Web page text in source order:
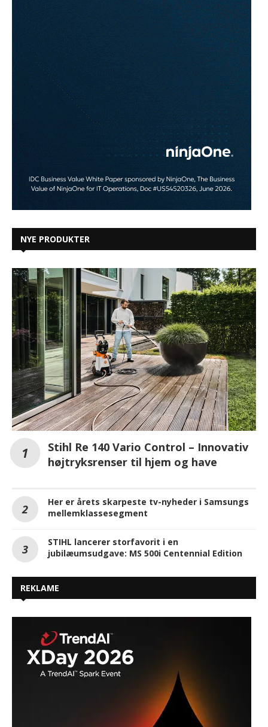
Stihl Re 140 Vario Control – Innovativ
højtryksrenser til hjem og have
Her er årets skarpeste tv-nyheder i Samsungs
mellemklassesegment
STIHL lancerer storfavorit i en
jubilæumsudgave: MS 500i Centennial Edition
REKLAME